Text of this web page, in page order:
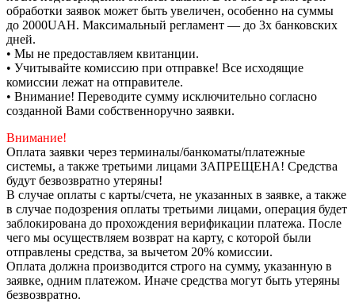
обработки заявок может быть увеличен, особенно на суммы
до 2000UAH. Максимальный регламент — до 3х банковских
дней.
• Мы не предоставляем квитанции.
• Учитывайте комиссию при отправке! Все исходящие
комиссии лежат на отправителе.
• Внимание! Переводите сумму исключительно согласно
созданной Вами собственноручно заявки.
Внимание!
Оплата заявки через терминалы/банкоматы/платежные
системы, а также третьими лицами ЗАПРЕЩЕНА! Средства
будут безвозвратно утеряны!
В случае оплаты с карты/счета, не указанных в заявке, а также
в случае подозрения оплаты третьими лицами, операция будет
заблокирована до прохождения верификации платежа. После
чего мы осуществляем возврат на карту, с которой были
отправлены средства, за вычетом 20% комиссии.
Оплата должна производится строго на сумму, указанную в
заявке, одним платежом. Иначе средства могут быть утеряны
безвозвратно.